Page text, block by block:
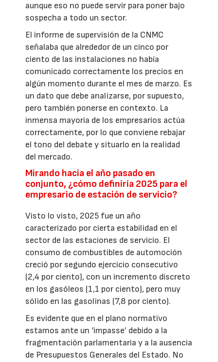
aunque eso no puede servir para poner bajo
sospecha a todo un sector.
El informe de supervisión de la CNMC
señalaba que alrededor de un cinco por
ciento de las instalaciones no había
comunicado correctamente los precios en
algún momento durante el mes de marzo. Es
un dato que debe analizarse, por supuesto,
pero también ponerse en contexto. La
inmensa mayoría de los empresarios actúa
correctamente, por lo que conviene rebajar
el tono del debate y situarlo en la realidad
del mercado.
Mirando hacia el año pasado en
conjunto, ¿cómo definiría 2025 para el
empresario de estación de servicio?
Visto lo visto, 2025 fue un año
caracterizado por cierta estabilidad en el
sector de las estaciones de servicio. El
consumo de combustibles de automoción
creció por segundo ejercicio consecutivo
(2,4 por ciento), con un incremento discreto
en los gasóleos (1,1 por ciento), pero muy
sólido en las gasolinas (7,8 por ciento).
Es evidente que en el plano normativo
estamos ante un ‘impasse’ debido a la
fragmentación parlamentaria y a la ausencia
de Presupuestos Generales del Estado. No